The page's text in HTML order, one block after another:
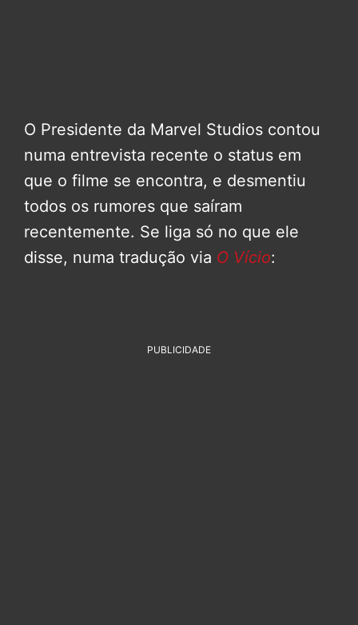
O Presidente da Marvel Studios contou
numa entrevista recente o status em
que o filme se encontra, e desmentiu
todos os rumores que saíram
recentemente. Se liga só no que ele
disse, numa tradução via O Vício:
PUBLICIDADE